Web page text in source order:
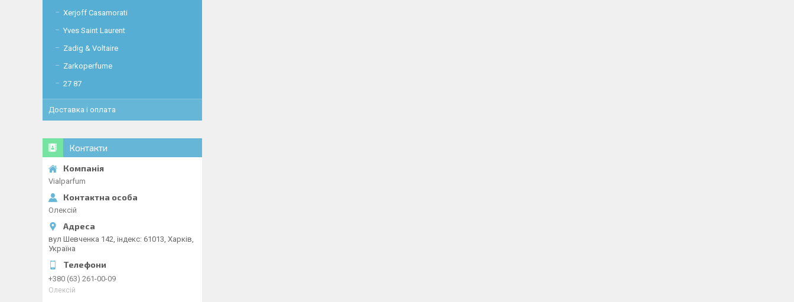
Xerjoff Casamorati
Yves Saint Laurent
Zadig & Voltaire
Zarkoperfume
27 87
Доставка і оплата
Контакти
Vialparfum
Олексій
вул Шевченка 142, iндекс: 61013, Харків,
Україна
+380 (63) 261-00-09
Олексій